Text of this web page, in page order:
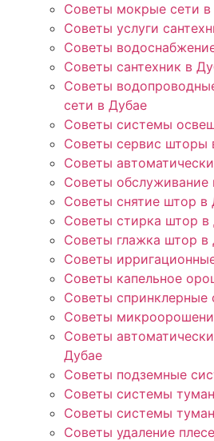
Советы мокрые сети в
Советы услуги
Советы
Советы сантехник в
Советы
сети в Дубае
Советы системы
Советы сервис шторы
Советы
Советы обслуживание
Советы снятие штор в
Советы стирка штор в
Советы глажка штор в
Советы
Советы капельное
Советы спринклерные
Советы
Советы
Дубае
Советы подземные
Советы системы
Советы системы
Советы удаление